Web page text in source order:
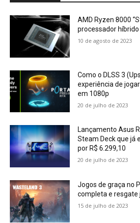
AMD Ryzen 8000
processador
10 de agosto de 2023
Como o DLSS 3
experiência de
em 1080p
20 de julho de 2023
Lançamento Asus
Steam Deck que já
por R$ 6.299,10
20 de julho de 2023
Jogos de graça no
completa e resgate
15 de julho de 2023